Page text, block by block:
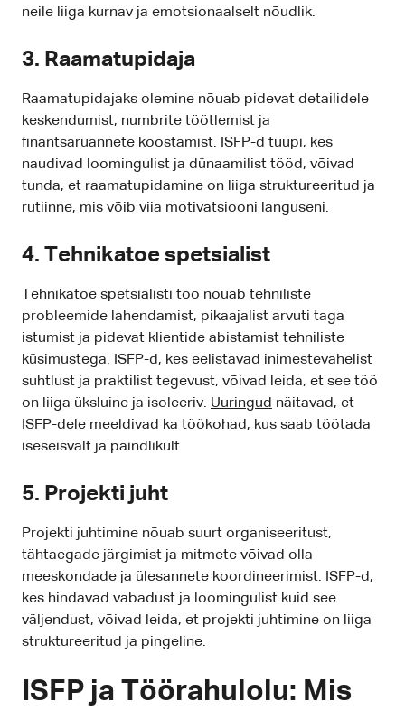
neile liiga kurnav ja emotsionaalselt nõudlik.
3. Raamatupidaja
Raamatupidajaks olemine nõuab pidevat detailidele
keskendumist, numbrite töötlemist ja
finantsaruannete koostamist. ISFP-d tüüpi, kes
naudivad loomingulist ja dünaamilist tööd, võivad
tunda, et raamatupidamine on liiga struktureeritud ja
rutiinne, mis võib viia motivatsiooni languseni.
4. Tehnikatoe spetsialist
Tehnikatoe spetsialisti töö nõuab tehniliste
probleemide lahendamist, pikaajalist arvuti taga
istumist ja pidevat klientide abistamist tehniliste
küsimustega. ISFP-d, kes eelistavad inimestevahelist
suhtlust ja praktilist tegevust, võivad leida, et see töö
on liiga üksluine ja isoleeriv. Uuringud näitavad, et
ISFP-dele meeldivad ka töökohad, kus saab töötada
iseseisvalt ja paindlikult
5. Projekti juht
Projekti juhtimine nõuab suurt organiseeritust,
tähtaegade järgimist ja mitmete võivad olla
meeskondade ja ülesannete koordineerimist. ISFP-d,
kes hindavad vabadust ja loomingulist kuid see
väljendust, võivad leida, et projekti juhtimine on liiga
struktureeritud ja pingeline.
ISFP ja Töörahulolu: Mis